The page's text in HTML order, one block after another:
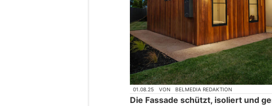
01.08.25 VON BELMEDIA REDAKTION
Die Fassade schützt, isoliert und